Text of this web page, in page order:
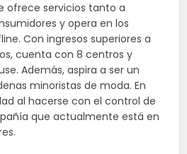
ofrece servicios tanto a
y opera en los
Con ingresos superiores a
cuenta con 8 centros y
Además, aspira a ser un
minoristas de moda. En
al hacerse con el control de
que actualmente está en